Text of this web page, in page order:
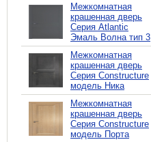
Межкомнатная
крашенная дверь
Серия Atlantic
Эмаль Волна тип 3
Межкомнатная
крашенная дверь
Серия Constructure
модель Ника
Межкомнатная
крашенная дверь
Серия Constructure
модель Порта